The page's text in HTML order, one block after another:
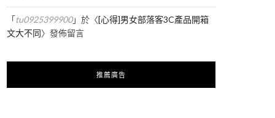
「tu0925399900」於〈[心得]男女部落客3C產品開箱
文大不同〉發佈留言
推薦廣告